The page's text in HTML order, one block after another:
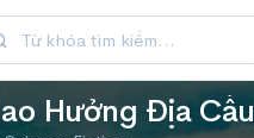
Hưởng Địa Cầu